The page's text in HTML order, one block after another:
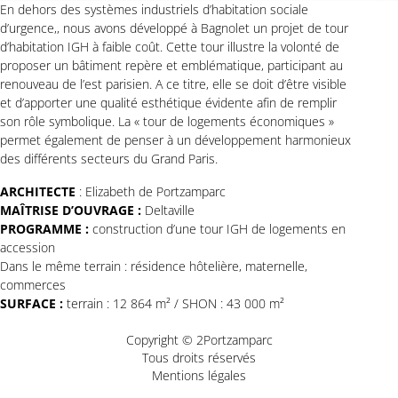
En dehors des systèmes industriels d’habitation sociale
d’urgence,, nous avons développé à Bagnolet un projet de tour
d’habitation IGH à faible coût. Cette tour illustre la volonté de
proposer un bâtiment repère et emblématique, participant au
renouveau de l’est parisien. A ce titre, elle se doit d’être visible
et d’apporter une qualité esthétique évidente afin de remplir
son rôle symbolique. La « tour de logements économiques »
permet également de penser à un développement harmonieux
des différents secteurs du Grand Paris.
ARCHITECTE : Elizabeth de Portzamparc
MAÎTRISE D’OUVRAGE : Deltaville
PROGRAMME : construction d’une tour IGH de logements en
accession
Dans le même terrain : résidence hôtelière, maternelle,
commerces
SURFACE : terrain : 12 864 m² / SHON : 43 000 m²
Copyright © 2Portzamparc
Tous droits réservés
Mentions légales